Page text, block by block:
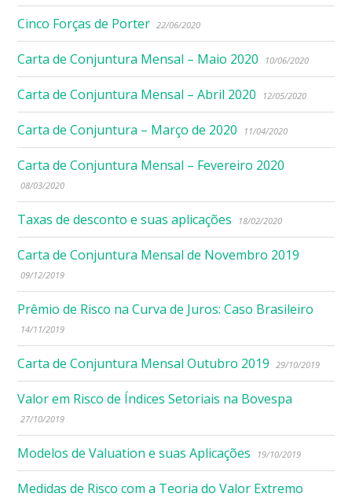
Cinco Forças de Porter 22/06/2020
Carta de Conjuntura Mensal – Maio 2020 10/06/2020
Carta de Conjuntura Mensal – Abril 2020 12/05/2020
Carta de Conjuntura – Março de 2020 11/04/2020
Carta de Conjuntura Mensal – Fevereiro 2020
08/03/2020
Taxas de desconto e suas aplicações 18/02/2020
Carta de Conjuntura Mensal de Novembro 2019
09/12/2019
Prêmio de Risco na Curva de Juros: Caso Brasileiro
14/11/2019
Carta de Conjuntura Mensal Outubro 2019 29/10/2019
Valor em Risco de Índices Setoriais na Bovespa
27/10/2019
Modelos de Valuation e suas Aplicações 19/10/2019
Medidas de Risco com a Teoria do Valor Extremo